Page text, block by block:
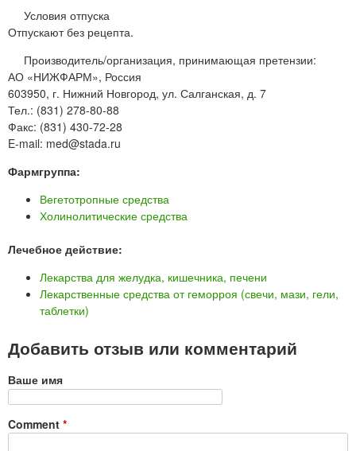
Условия отпуска
Отпускают без рецепта.
Производитель/организация, принимающая претензии:
АО «НИЖФАРМ», Россия
603950, г. Нижний Новгород, ул. Салганская, д. 7
Тел.: (831) 278-80-88
Факс: (831) 430-72-28
E-mail: med@stada.ru
Фармгруппа:
Вегетотропные средства
Холинолитические средства
Лечебное действие:
Лекарства для желудка, кишечника, печени
Лекарственные средства от геморроя (свечи, мази, гели,
таблетки)
Добавить отзыв или комментарий
Ваше имя
Comment *